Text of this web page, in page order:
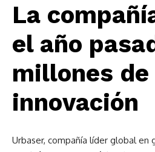
La
el año
millones de
innovación
Urbaser, compañía líder global en